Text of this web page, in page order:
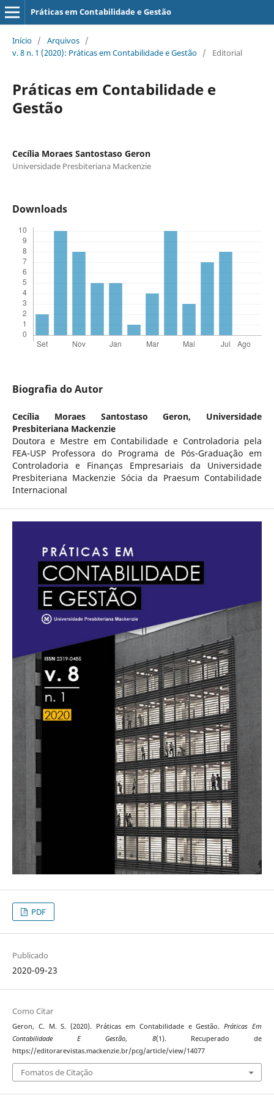
Práticas em Contabilidade e Gestão
Início / Arquivos /
v. 8 n. 1 (2020): Práticas em Contabilidade e Gestão / Editorial
Práticas em Contabilidade e
Gestão
Cecília Moraes Santostaso Geron
Universidade Presbiteriana Mackenzie
Downloads
Biografia do Autor
Cecília Moraes Santostaso Geron, Universidade
Presbiteriana Mackenzie
Doutora e Mestre em Contabilidade e Controladoria pela
FEA-USP Professora do Programa de Pós-Graduação em
Controladoria e Finanças Empresariais da Universidade
Presbiteriana Mackenzie Sócia da Praesum Contabilidade
Internacional
PDF
Publicado
2020-09-23
Como Citar
Geron, C. M. S. (2020). Práticas em Contabilidade e Gestão.Práticas Em
Contabilidade E Gestão, 8(1). Recuperado de
https://editorarevistas.mackenzie.br/pcg/article/view/14077
Fomatos de Citação